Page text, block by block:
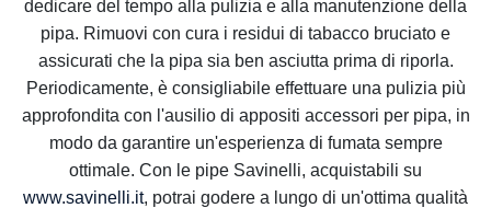
dedicare del tempo alla pulizia e alla manutenzione della
pipa. Rimuovi con cura i residui di tabacco bruciato e
assicurati che la pipa sia ben asciutta prima di riporla.
Periodicamente, è consigliabile effettuare una pulizia più
approfondita con l'ausilio di appositi accessori per pipa, in
modo da garantire un'esperienza di fumata sempre
ottimale. Con le pipe Savinelli, acquistabili su
www.savinelli.it, potrai godere a lungo di un'ottima qualità